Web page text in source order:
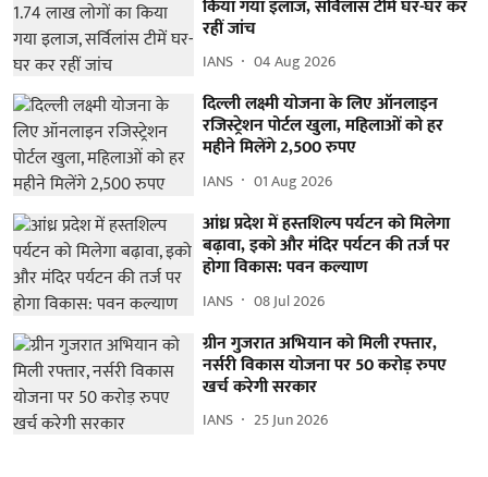
किया गया इलाज, सर्विलांस टीमें घर-घर कर
रहीं जांच
IANS 04 Aug 2026
दिल्ली लक्ष्मी योजना के लिए ऑनलाइन
रजिस्ट्रेशन पोर्टल खुला, महिलाओं को हर
महीने मिलेंगे 2,500 रुपए
IANS 01 Aug 2026
आंध्र प्रदेश में हस्तशिल्प पर्यटन को मिलेगा
बढ़ावा, इको और मंदिर पर्यटन की तर्ज पर
होगा विकास: पवन कल्याण
IANS 08 Jul 2026
ग्रीन गुजरात अभियान को मिली रफ्तार,
नर्सरी विकास योजना पर 50 करोड़ रुपए
खर्च करेगी सरकार
IANS 25 Jun 2026